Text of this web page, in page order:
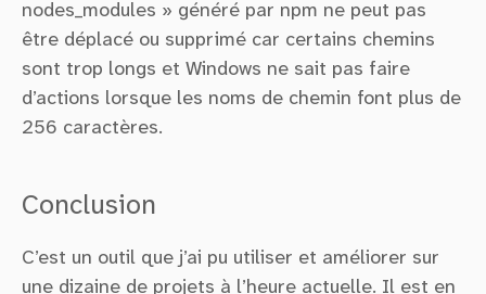
nodes_modules » généré par npm ne peut pas
être déplacé ou supprimé car certains chemins
sont trop longs et Windows ne sait pas faire
d’actions lorsque les noms de chemin font plus de
256 caractères.
Conclusion
C’est un outil que j’ai pu utiliser et améliorer sur
une dizaine de projets à l’heure actuelle. Il est en